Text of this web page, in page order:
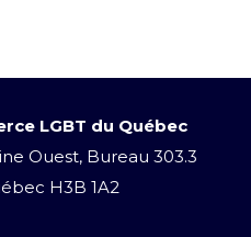
LGBT du Québec
Ouest, Bureau 303.3
H3B 1A2